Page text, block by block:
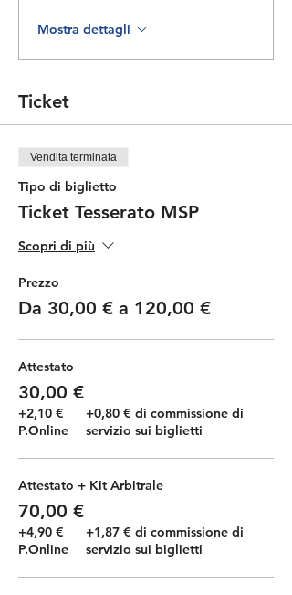
Mostra dettagli
Ticket
Vendita terminata
Tipo di biglietto
Ticket Tesserato MSP
Scopri di più
Prezzo
Da 30,00 € a 120,00 €
Attestato
30,00 €
+2,10 €
P.Online
+0,80 € di commissione di
servizio sui biglietti
Attestato + Kit Arbitrale
70,00 €
+4,90 €
P.Online
+1,87 € di commissione di
servizio sui biglietti